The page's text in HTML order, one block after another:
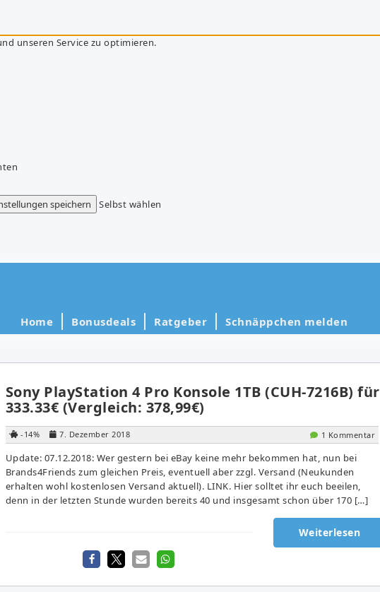
unseren Service zu optimieren.
speichern
Selbst wählen
Home Bonusdeals Ratgeber Schnäppchen melden
Sony PlayStation 4 Pro Konsole 1TB (CUH-7216B) für
333.33€ (Vergleich: 378,99€)
-14% 7. Dezember 2018 1 Kommentar
Update: 07.12.2018: Wer gestern bei eBay keine mehr bekommen hat, nun bei
Brands4Friends zum gleichen Preis, eventuell aber zzgl. Versand (Neukunden
erhalten wohl kostenlosen Versand aktuell). LINK. Hier solltet ihr euch beeilen,
denn in der letzten Stunde wurden bereits 40 und insgesamt schon über 170 […]
Weiterlesen